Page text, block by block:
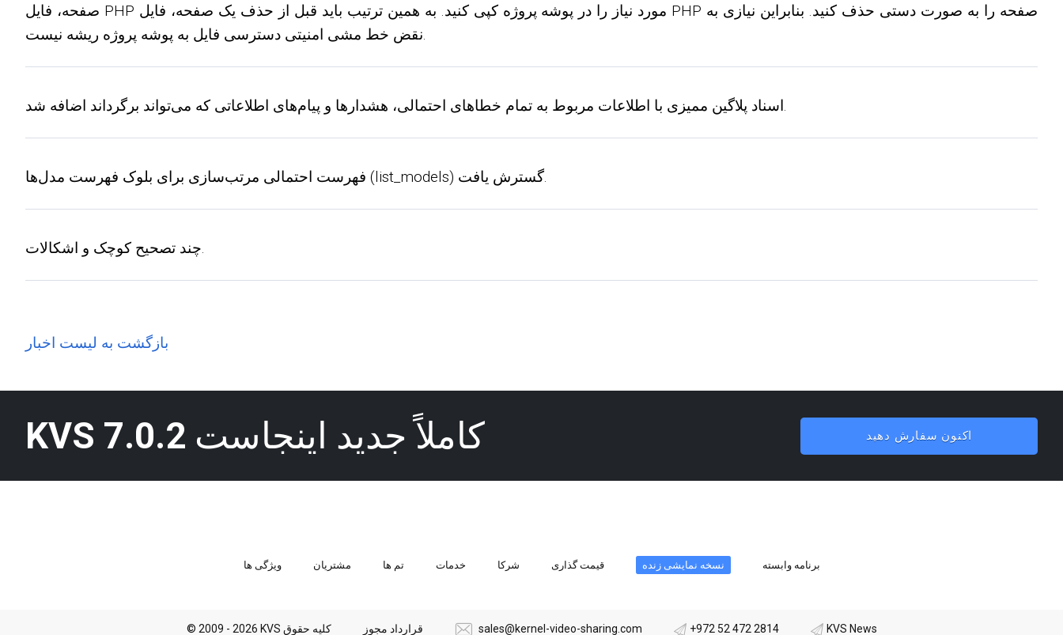
صفحه، فایل PHP مورد نیاز را در پوشه پروژه کپی کنید. به همین ترتیب باید قبل از حذف یک صفحه، فایل PHP صفحه را به صورت دستی حذف کنید. بنابراین نیازی به
نقض خط مشی امنیتی دسترسی فایل به پوشه پروژه ریشه نیست.
اسناد پلاگین ممیزی با اطلاعات مربوط به تمام خطاهای احتمالی، هشدارها و پیام‌های اطلاعاتی که می‌تواند برگرداند اضافه شد.
فهرست احتمالی مرتب‌سازی برای بلوک فهرست مدل‌ها (list_models) گسترش یافت.
چند تصحیح کوچک و اشکالات.
بازگشت به لیست اخبار
KVS 7.0.2 کاملاً جدید اینجاست اکنون سفارش دهید
ویژگی ها مشتریان تم ها خدمات شرکا قیمت گذاری نسخه نمایشی زنده برنامه وابسته
© 2009 - 2026 KVS کلیه حقوق قرارداد مجوز sales@kernel-video-sharing.com +972 52 472 2814 KVS News